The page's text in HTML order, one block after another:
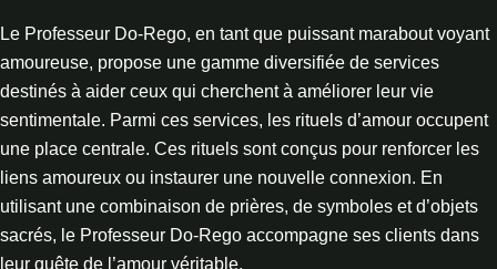
Le Professeur Do-Rego, en tant que puissant marabout voyant
amoureuse, propose une gamme diversifiée de services
destinés à aider ceux qui cherchent à améliorer leur vie
sentimentale. Parmi ces services, les rituels d’amour occupent
une place centrale. Ces rituels sont conçus pour renforcer les
liens amoureux ou instaurer une nouvelle connexion. En
utilisant une combinaison de prières, de symboles et d’objets
sacrés, le Professeur Do-Rego accompagne ses clients dans
leur quête de l’amour véritable.